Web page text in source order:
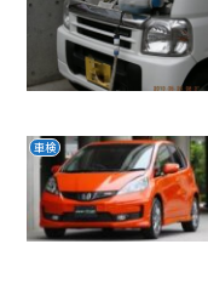
車検